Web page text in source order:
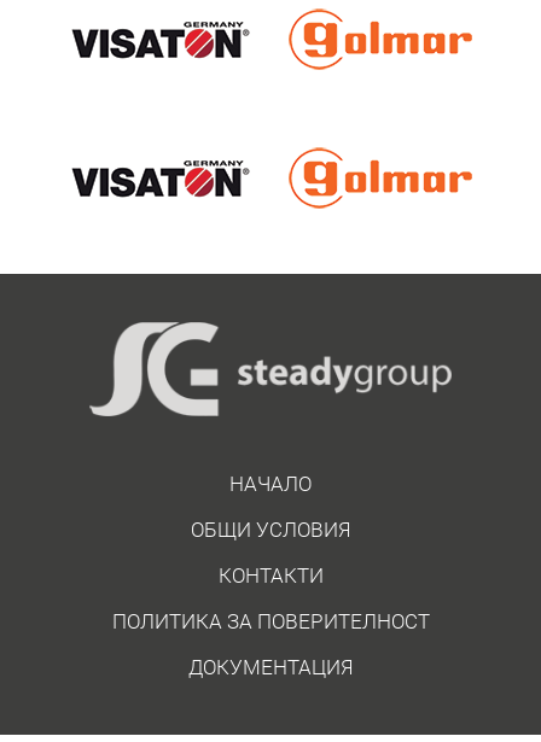
НАЧАЛО
ОБЩИ УСЛОВИЯ
КОНТАКТИ
ПОЛИТИКА ЗА ПОВЕРИТЕЛНОСТ
ДОКУМЕНТАЦИЯ